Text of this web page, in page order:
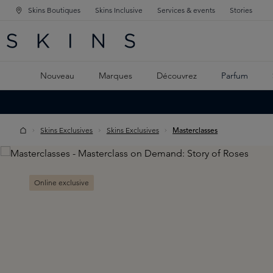
PRINCIPALE
CONTENU PRINCIPAL
Skins Boutiques Skins Inclusive Services & events Stories
Nouveau Marques Découvrez Parfum
Skins Exclusives Skins Exclusives Masterclasses
Skip image gallery
Online exclusive